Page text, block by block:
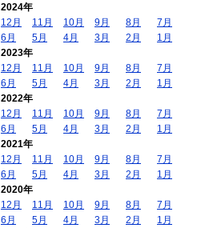
2024年
12月
11月 10月 9月 8月
7月
6月
5月 4月 3月 2月
1月
2023年
12月
11月 10月 9月 8月
7月
6月
5月 4月 3月 2月
1月
2022年
12月
11月 10月 9月 8月
7月
6月
5月 4月 3月 2月
1月
2021年
12月
11月 10月 9月 8月
7月
6月
5月 4月 3月 2月
1月
2020年
12月
11月 10月 9月 8月
7月
6月
5月 4月 3月 2月
1月